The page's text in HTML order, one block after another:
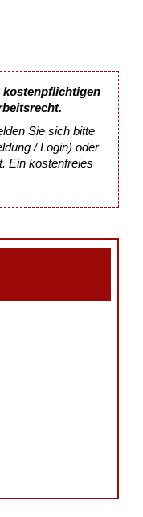
kostenpflichtigen
Sie sich bitte
/ Login) oder
Ein kostenfreies